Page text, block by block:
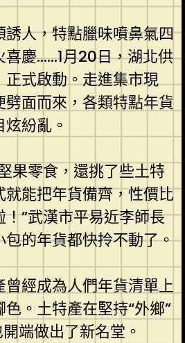
人，特點臘味噴鼻氣四
喜慶……1月20日，湖北供
式啟動。走進集市現
面而來，各類特點年貨
紛亂。
果零食，還挑了些土特
能把年貨備齊，性價比
”武漢市平易近李師長
的年貨都快拎不動了。
曾經成為人們年貨清單上
。土特產在堅持“外鄉”
端做出了新名堂。